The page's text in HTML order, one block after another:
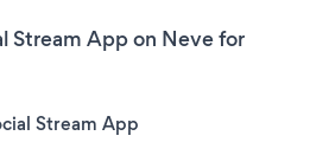
Stream App on Neve for
Stream App